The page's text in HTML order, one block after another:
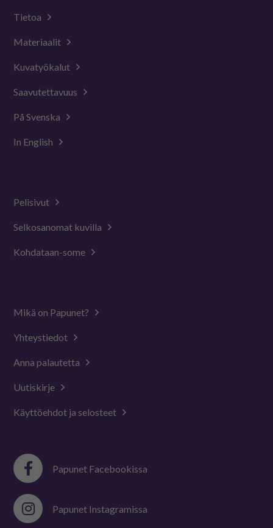
Tietoa
Materiaalit
Kuvatyökalut
Saavutettavuus
På Svenska
In English
Pelisivut
Selkosanomat kuvilla
Kohdataan-some
Mikä on Papunet?
Yhteystiedot
Anna palautetta
Uutiskirje
Käyttöehdot ja selosteet
Papunet Facebookissa
Papunet Instagramissa